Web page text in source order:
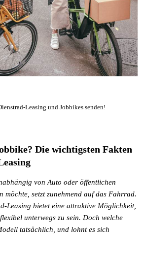
Leasing und Jobbikes senden!
Die wichtigsten Fakten
von Auto oder öffentlichen
möchte, setzt zunehmend auf das Fahrrad.
Leasing bietet eine attraktive Möglichkeit,
unterwegs zu sein. Doch welche
tatsächlich, und lohnt es sich